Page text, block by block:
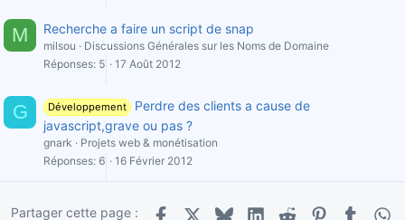
M Recherche a faire un script de snap
milsou
Discussions Générales sur les Noms de Domaine
Réponses 5 17 Août 2012
G Développement
Perdre des clients a cause de
javascript,grave ou pas ?
gnark
Projets web & monétisation
Réponses 6 16 Février 2012
Partager cette page :